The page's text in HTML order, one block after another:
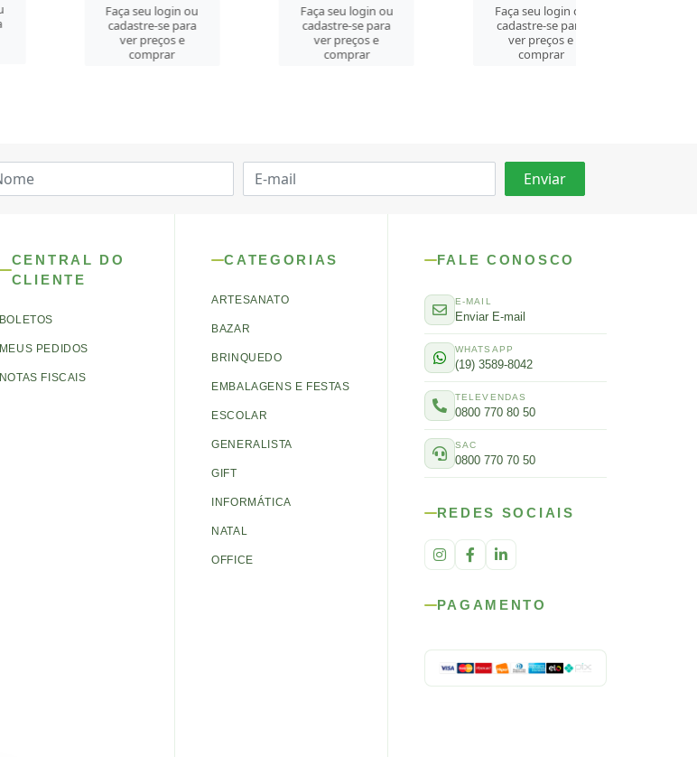
Faça seu login ou
cadastre-se para
ver preços e
Faça seu login ou
cadastre-se para
ver preços e
Faça seu login ou
cadastre-se para
ver preços e
CENTRAL DO
CLIENTE
BOLETOS
MEUS PEDIDOS
NOTAS FISCAIS
CATEGORIAS
ARTESANATO
BAZAR
BRINQUEDO
EMBALAGENS E FESTAS
ESCOLAR
GENERALISTA
GIFT
INFORMÁTICA
NATAL
OFFICE
FALE CONOSCO
E-MAIL
Enviar E-mail
WHATSAPP
(19) 3589-8042
TELEVENDAS
0800 770 80 50
SAC
0800 770 70 50
REDES SOCIAIS
PAGAMENTO